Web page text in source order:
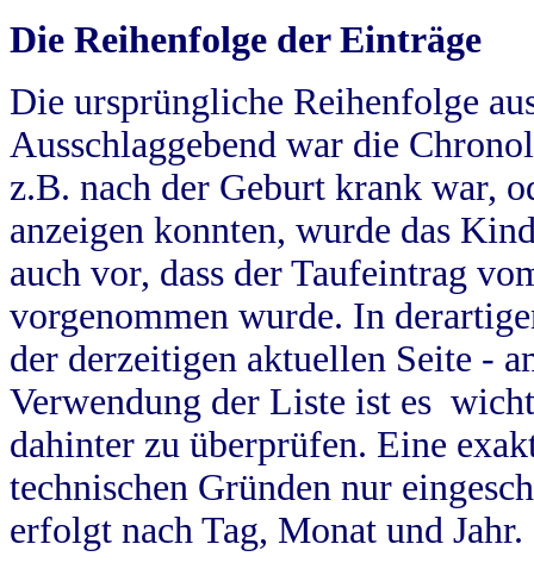
Die Reihenfolge der Einträge
Die ursprüngliche Reihenfolge
Ausschlaggebend war die
z.B. nach der Geburt krank war,
anzeigen konnten, wurde das
auch vor, dass der Taufeintrag
vorgenommen wurde. In
der derzeitigen aktuellen Seite -
Verwendung der Liste ist es
dahinter zu überprüfen. Eine
technischen Gründen nur
erfolgt nach Tag, Monat und Jahr.